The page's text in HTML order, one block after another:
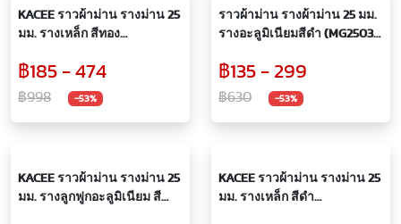
KACEE ราวผ้าม่าน รางม่าน 25
มม. รางเหล็ก สีทอง
฿185 - 474
฿998 -53%
ราวผ้าม่าน รางผ้าม่าน 25 มม.
รางอะลูมิเนียมสีดำ (MG2503-
฿135 - 299
฿630 -53%
KACEE ราวผ้าม่าน รางม่าน 25
มม. รางลูกฟูกอะลูมิเนียม สี
KACEE ราวผ้าม่าน รางม่าน 25
มม. รางเหล็ก สีดำ